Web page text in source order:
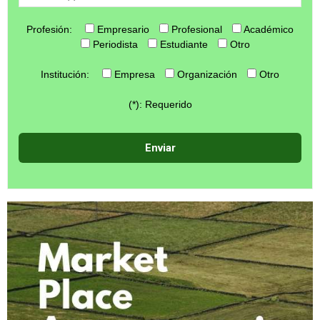
Profesión: Empresario Profesional
Académico
Periodista
Estudiante Otro
Institución: Empresa Organización Otro
(*): Requerido